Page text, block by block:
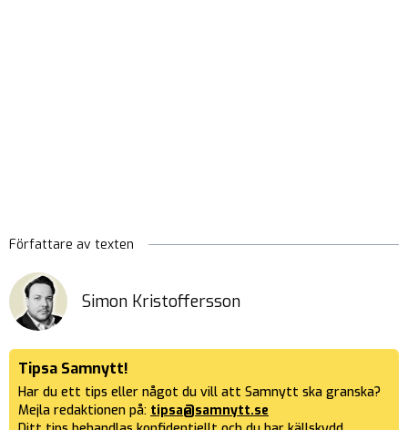
Författare av texten
Simon Kristoffersson
Tipsa Samnytt!
Har du ett tips eller något du vill att Samnytt ska granska?
Mejla redaktionen på: tipsa@samnytt.se